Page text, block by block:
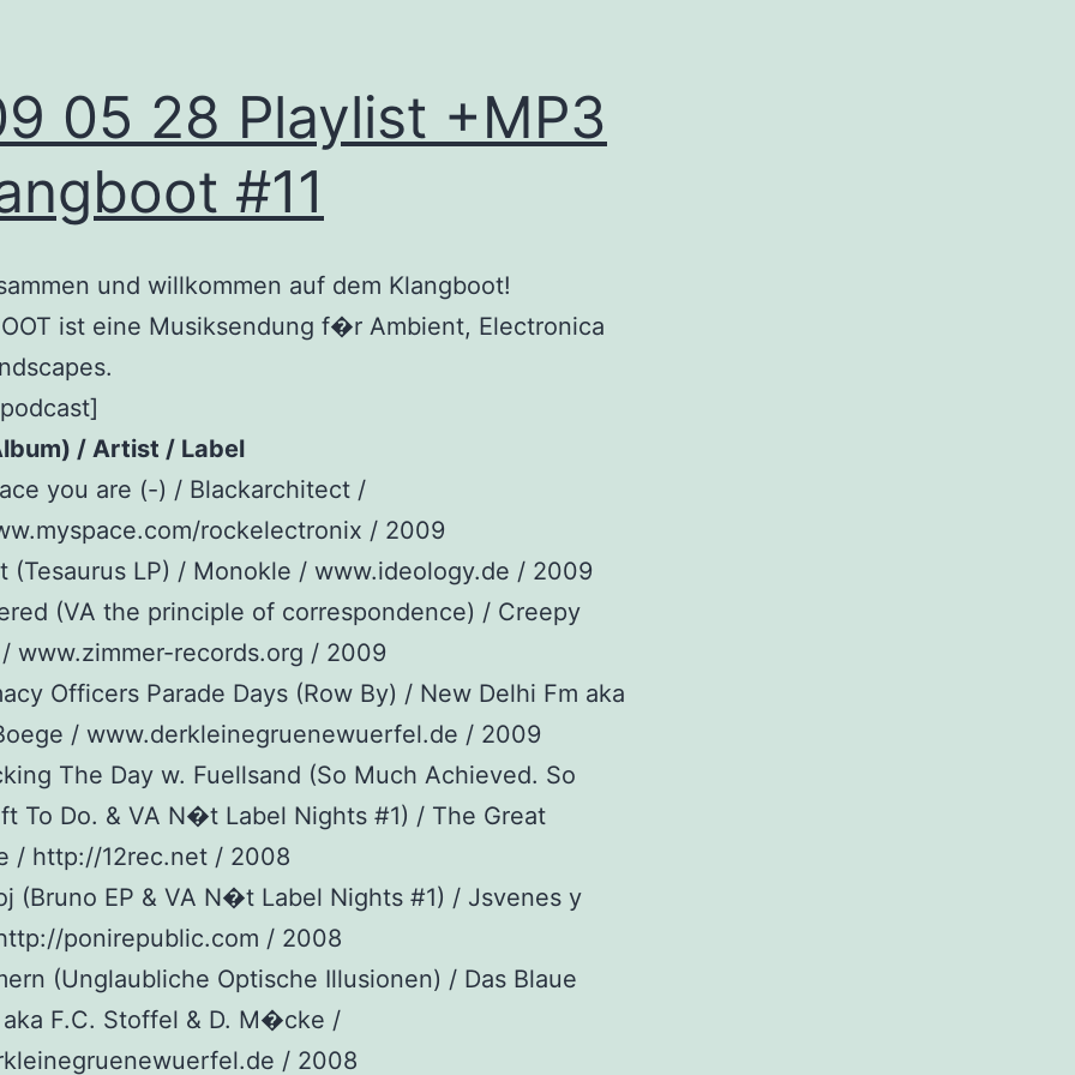
05 28 Playlist +MP3
#11
und willkommen auf dem Klangboot!
ist eine Musiksendung f�r Ambient, Electronica
/ Artist / Label
you are (-) / Blackarchitect /
rockelectronix / 2009
(Tesaurus LP) / Monokle / www.ideology.de / 2009
(VA the principle of correspondence) / Creepy
www.zimmer-records.org / 2009
Officers Parade Days (Row By) / New Delhi Fm aka
/ www.derkleinegruenewuerfel.de / 2009
The Day w. Fuellsand (So Much Achieved. So
To Do. & VA N�t Label Nights #1) / The Great
/ http://12rec.net / 2008
(Bruno EP & VA N�t Label Nights #1) / Jsvenes y
ponirepublic.com / 2008
(Unglaubliche Optische Illusionen) / Das Blaue
F.C. Stoffel & D. M�cke /
/ 2008